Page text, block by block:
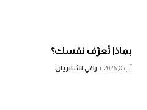
بماذا تُعرّف نفسك؟
آب 8, 2026 رافي تشابريان